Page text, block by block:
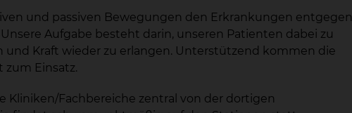
und passiven Bewegungen den Erkrankungen entgegen
Aufgabe besteht darin, unseren Patienten dabei zu
Kraft wieder zu erlangen. Unterstützend kommen die
zum Einsatz.
Kliniken/Fachbereiche zentral von der dortigen